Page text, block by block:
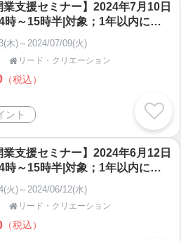
業支援セミナー】2024年7月10日
時～15時半|対象；1年以内に開
される方|1年後以降に開業を希望
業後間もなくもっと勉強したい
開業|理美容室開業|zoomを使っ
イン開催|無料相談有|参加者に集
木)～2024/07/09(火)
 リード・クリエーション
（税込）
ント
業支援セミナー】2024年6月12日
時～15時半|対象；1年以内に開
される方|1年後以降に開業を希望
業後間もなくもっと勉強したい
開業|理美容室開業|zoomを使っ
イン開催|無料相談有|参加者に集
火)～2024/06/12(水)
 リード・クリエーション
（税込）